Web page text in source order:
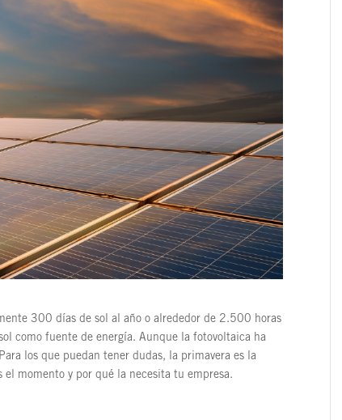
300 días de sol al año o alrededor de 2.500 horas
como fuente de energía. Aunque la fotovoltaica ha
los que puedan tener dudas, la primavera es la
el momento y por qué la necesita tu empresa.